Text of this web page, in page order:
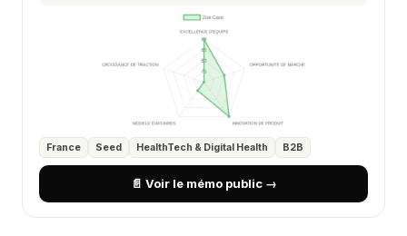
France Seed HealthTech & Digital Health B2B
📄 Voir le mémo public →